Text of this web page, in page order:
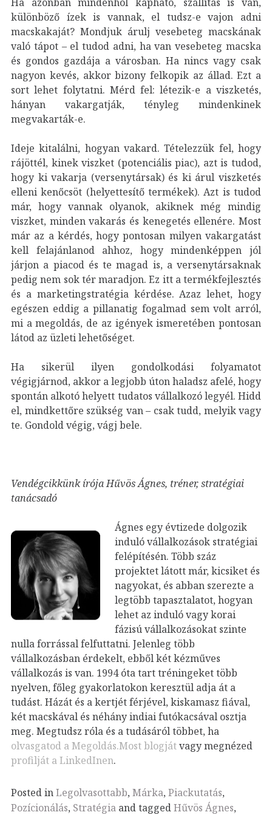
különböző ízek is vannak, el tudsz-e vajon adni
macskakaját? Mondjuk árulj vesebeteg macskának
való tápot – el tudod adni, ha van vesebeteg macska
és gondos gazdája a városban. Ha nincs vagy csak
nagyon kevés, akkor bizony felkopik az állad. Ezt a
sort lehet folytatni. Mérd fel: létezik-e a viszketés,
hányan vakargatják, tényleg mindenkinek
megvakarták-e.
Ideje kitalálni, hogyan vakard. Tételezzük fel, hogy
rájöttél, kinek viszket (potenciális piac), azt is tudod,
hogy ki vakarja (versenytársak) és ki árul viszketés
elleni kenőcsöt (helyettesítő termékek). Azt is tudod
már, hogy vannak olyanok, akiknek még mindig
viszket, minden vakarás és kenegetés ellenére. Most
már az a kérdés, hogy pontosan milyen vakargatást
kell felajánlanod ahhoz, hogy mindenképpen jól
járjon a piacod és te magad is, a versenytársaknak
pedig nem sok tér maradjon. Ez itt a termékfejlesztés
és a marketingstratégia kérdése. Azaz lehet, hogy
egészen eddig a pillanatig fogalmad sem volt arról,
mi a megoldás, de az igények ismeretében pontosan
látod az üzleti lehetőséget.
Ha sikerül ilyen gondolkodási folyamatot
végigjárnod, akkor a legjobb úton haladsz afelé, hogy
spontán alkotó helyett tudatos vállalkozó legyél. Hidd
el, mindkettőre szükség van – csak tudd, melyik vagy
te. Gondold végig, vágj bele.
Vendégcikkünk írója Hűvös Ágnes, tréner, stratégiai
tanácsadó
Ágnes egy évtizede dolgozik
induló vállalkozások stratégiai
felépítésén. Több száz
projektet látott már, kicsiket és
nagyokat, és abban szerezte a
legtöbb tapasztalatot, hogyan
lehet az induló vagy korai
fázisú vállalkozásokat szinte
nulla forrással felfuttatni. Jelenleg több
vállalkozásban érdekelt, ebből két kézműves
vállalkozás is van. 1994 óta tart tréningeket több
nyelven, főleg gyakorlatokon keresztül adja át a
tudást. Házát és a kertjét férjével, kiskamasz fiával,
két macskával és néhány indiai futókacsával osztja
meg. Megtudsz róla és a tudásáról többet, ha
olvasgatod a Megoldás.Most blogjátvagy megnézed
profilját a LinkedInen.
Posted inLegolvasottabb, Márka, Piackutatás,
Pozícionálás, Stratégia and taggedHűvös Ágnes,